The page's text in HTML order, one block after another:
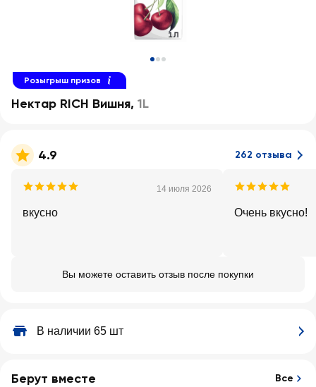
Розыгрыш призов
Нектар RICH Вишня, 1L
4.9 262 отзыва
14 июля 2026
вкусно Очень вкусно!
Вы можете оставить отзыв после покупки
В наличии 65 шт
Берут вместе Все